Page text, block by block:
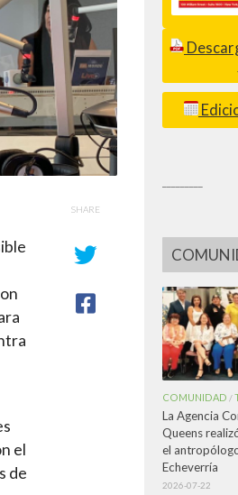
el
de
SHARE
COMUNIDAD /
La Agencia
Queens
el
Echeverría
2026-07-22